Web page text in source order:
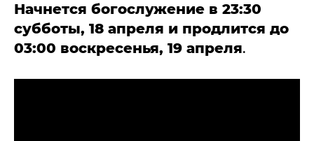
Начнется богослужение в 23:30
субботы, 18 апреля и продлится до
03:00 воскресенья, 19 апреля.